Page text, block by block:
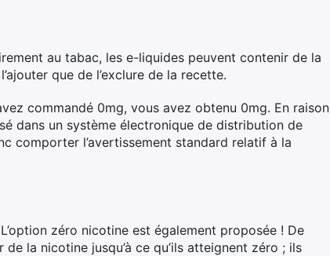
au tabac, les e-liquides peuvent contenir de la
que de l’exclure de la recette.
commandé 0mg, vous avez obtenu 0mg. En raison
dans un système électronique de distribution de
comporter l’avertissement standard relatif à la
zéro nicotine est également proposée ! De
la nicotine jusqu’à ce qu’ils atteignent zéro ; ils